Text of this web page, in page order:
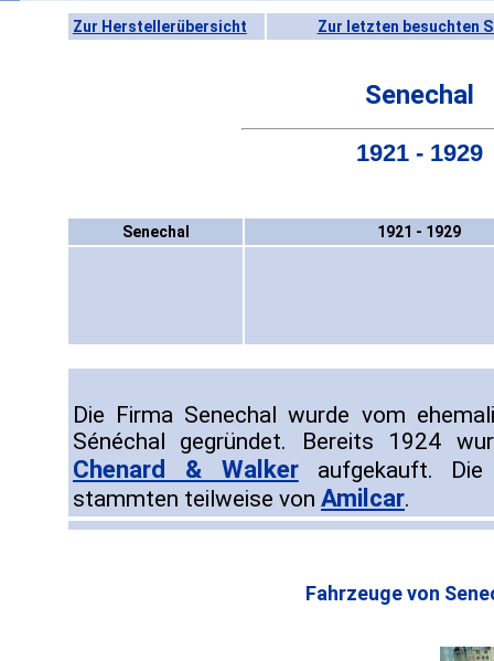
Zur Herstellerübersicht Zur letzten besuchten
Senechal
1921 - 1929
Senechal 1921 - 1929
Die Firma Senechal wurde vom
Sénéchal gegründet. Bereits 1924
Chenard & Walkeraufgekauft. Die
stammten teilweise von Amilcar.
Fahrzeuge von